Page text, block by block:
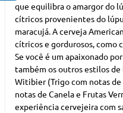
que equilibra o amargor do
cítricos provenientes do
maracujá. A cerveja
cítricos e gordurosos, como
Se você é um apaixonado
também os outros estilos
Witibier (Trigo com notas
notas de Canela e Frutas
experiência cervejeira com